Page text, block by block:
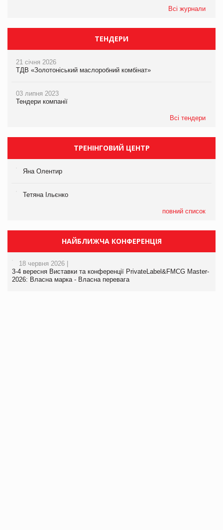
Всі журнали
ТЕНДЕРИ
21 січня 2026
ТДВ «Золотоніський маслоробний комбінат»
03 липня 2023
Тендери компанії
Всі тендери
ТРЕНІНГОВИЙ ЦЕНТР
Яна Олентир
Тетяна Ільєнко
повний список
НАЙБЛИЖЧА КОНФЕРЕНЦІЯ
18 червня 2026 |
3-4 вересня Виставки та конференції PrivateLabel&FMCG Master-
2026: Власна марка - Власна перевага